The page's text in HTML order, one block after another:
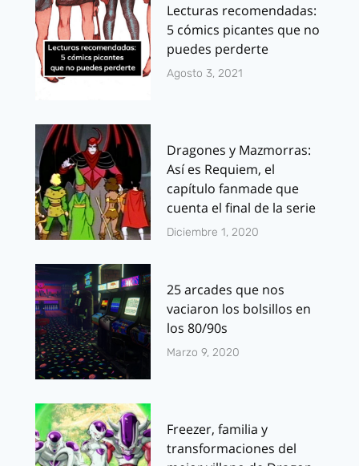
Lecturas recomendadas:
5 cómics picantes que no
puedes perderte
Agosto 3, 2021
Dragones y Mazmorras:
Así es Requiem, el
capítulo fanmade que
cuenta el final de la serie
Diciembre 1, 2020
25 arcades que nos
vaciaron los bolsillos en
los 80/90s
Marzo 9, 2020
Freezer, familia y
transformaciones del